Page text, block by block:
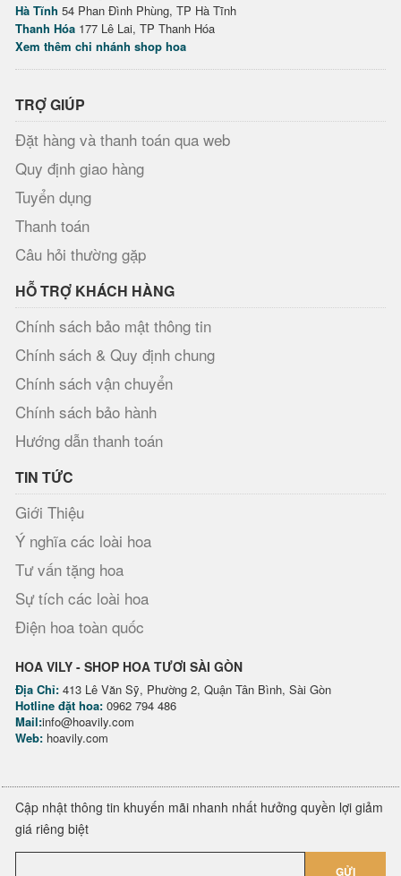
Hà Tĩnh 54 Phan Đình Phùng, TP Hà Tĩnh
Thanh Hóa 177 Lê Lai, TP Thanh Hóa
Xem thêm chi nhánh shop hoa
TRỢ GIÚP
Đặt hàng và thanh toán qua web
Quy định giao hàng
Tuyển dụng
Thanh toán
Câu hỏi thường gặp
HỖ TRỢ KHÁCH HÀNG
Chính sách bảo mật thông tin
Chính sách & Quy định chung
Chính sách vận chuyển
Chính sách bảo hành
Hướng dẫn thanh toán
TIN TỨC
Giới Thiệu
Ý nghĩa các loài hoa
Tư vấn tặng hoa
Sự tích các loài hoa
Điện hoa toàn quốc
HOA VILY - SHOP HOA TƯƠI SÀI GÒN
Địa Chỉ: 413 Lê Văn Sỹ, Phường 2, Quận Tân Bình, Sài Gòn
Hotline đặt hoa: 0962 794 486
Mail:info@hoavily.com
Web: hoavily.com
Cập nhật thông tin khuyến mãi nhanh nhất hưởng quyền lợi giảm
giá riêng biệt
GỬI